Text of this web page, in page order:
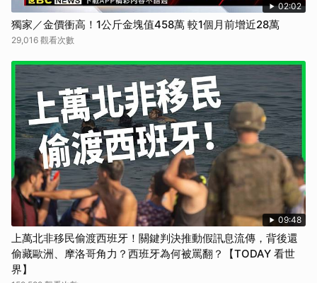
02:02
獨家／金價衝高！1公斤金塊值458萬 較1個月前增近28萬
29,016 觀看次數
09:48
上萬北非移民偷渡西班牙！關鍵判決推動假訊息流傳，背後還
偷藏歐洲、摩洛哥角力？西班牙為何被罵翻？【TODAY 看世
界】